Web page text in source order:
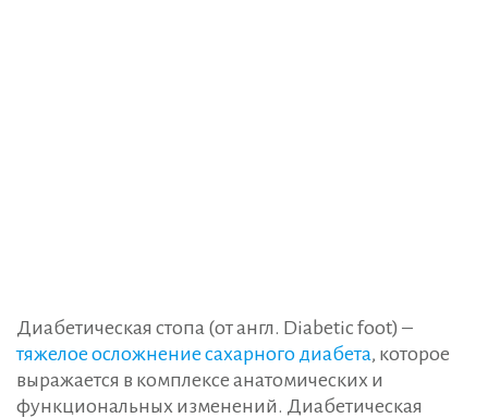
Диабетическая стопа (от англ. Diabetic foot) –
тяжелое осложнение сахарного диабета, которое
выражается в комплексе анатомических и
функциональных изменений. Диабетическая